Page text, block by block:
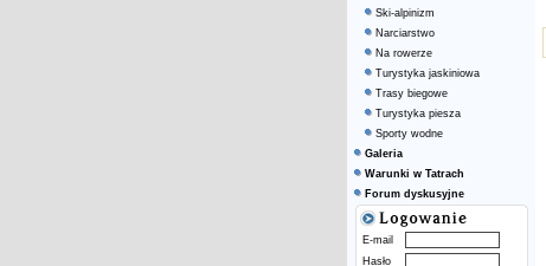
Ski-alpinizm
Narciarstwo
Na rowerze
Turystyka jaskiniowa
Trasy biegowe
Turystyka piesza
Sporty wodne
Galeria
Warunki w Tatrach
Forum dyskusyjne
E-mail
Hasło